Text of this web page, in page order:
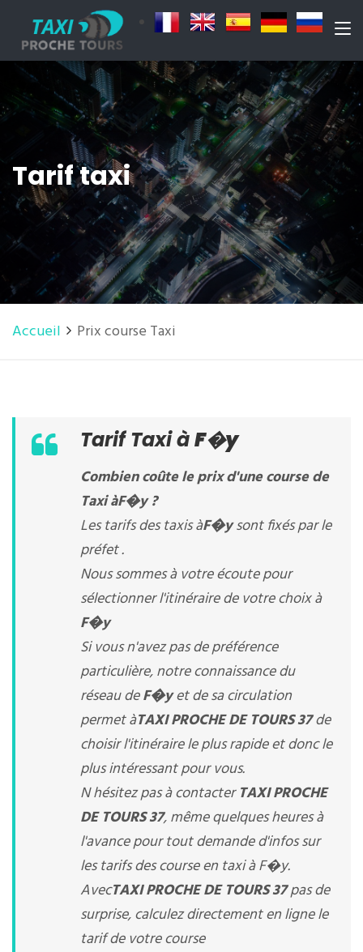
Tarif taxi
Accueil Prix course Taxi
Tarif Taxi àF�y
Combien coûte le prix d'une course de
Taxi àF�y?
Les tarifs des taxis àF�ysont fixés par le
préfet .
Nous sommes à votre écoute pour
sélectionner l'itinéraire de votre choix à
F�y
Si vous n'avez pas de préférence
particulière, notre connaissance du
réseau deF�yet de sa circulation
permet àTAXI PROCHE DE TOURS 37de
choisir l'itinéraire le plus rapide et donc le
plus intéressant pour vous.
N hésitez pas à contacterTAXI PROCHE
DE TOURS 37, même quelques heures à
l'avance pour tout demande d'infos sur
les tarifs des course en taxi à F�y.
AvecTAXI PROCHE DE TOURS 37pas de
surprise, calculez directement en ligne le
tarif de votre course